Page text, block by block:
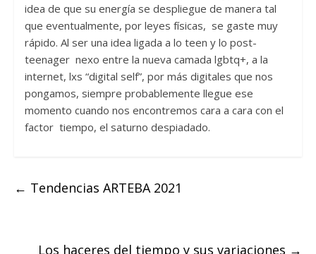
idea de que su energía se despliegue de manera tal
que eventualmente, por leyes físicas, se gaste muy
rápido. Al ser una idea ligada a lo teen y lo post-
teenager nexo entre la nueva camada lgbtq+, a la
internet, lxs “digital self”, por más digitales que nos
pongamos, siempre probablemente llegue ese
momento cuando nos encontremos cara a cara con el
factor tiempo, el saturno despiadado.
← Tendencias ARTEBA 2021
Los haceres del tiempo y sus variaciones →